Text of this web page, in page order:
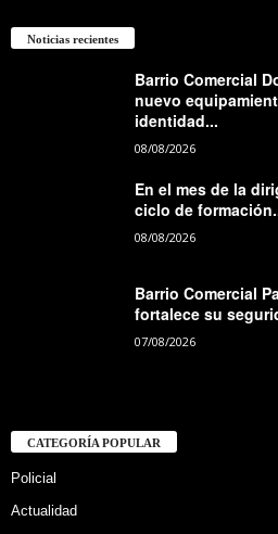
Noticias recientes
Barrio Comercial
nuevo
identidad...
08/08/2026
En el mes de la
ciclo de
08/08/2026
Barrio Comercial
fortalece su
07/08/2026
CATEGORÍA POPULAR
Policial
Actualidad